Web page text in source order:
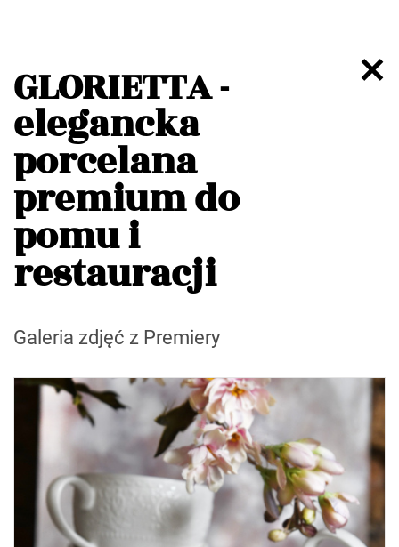
GLORIETTA -
elegancka
porcelana
premium do
pomu i
restauracji
Galeria zdjęć z Premiery